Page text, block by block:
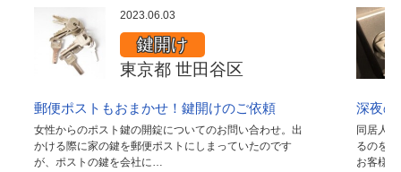
2023.06.03
鍵開け
東京都 世田谷区
郵便ポストもおまかせ！鍵開けのご依頼
女性からのポスト鍵の開錠についてのお問い合わせ。出
かける際に家の鍵を郵便ポストにしまっていたのです
が、ポストの鍵を会社に…
深夜
同居人
るのを
お客様